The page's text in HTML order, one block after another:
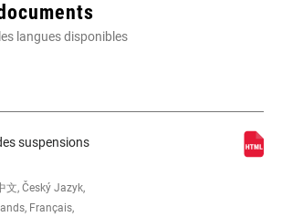
n/a
langues disponibles
suspensions
文, Český Jazyk,
Français,